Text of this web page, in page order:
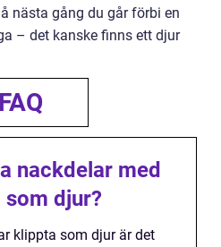
nästa gång du går förbi en
– det kanske finns ett djur
FAQ
nackdelar med
djur?
klippta som djur är det